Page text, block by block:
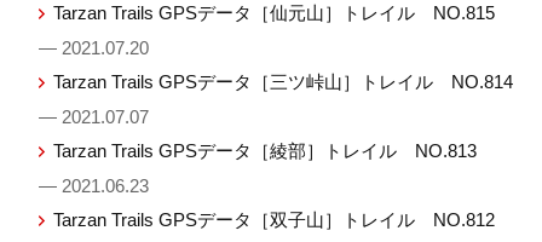
Tarzan Trails GPSデータ［仙元山］トレイル NO.815
— 2021.07.20
Tarzan Trails GPSデータ［三ツ峠山］トレイル NO.814
— 2021.07.07
Tarzan Trails GPSデータ［綾部］トレイル NO.813
— 2021.06.23
Tarzan Trails GPSデータ［双子山］トレイル NO.812